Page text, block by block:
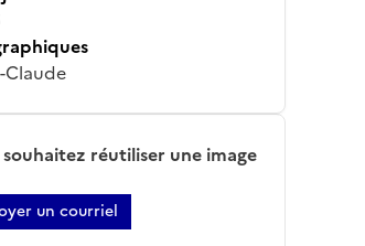
Claude
réutiliser une image
un courriel